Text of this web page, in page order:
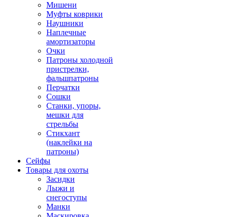
Мишени
Муфты коврики
Наушники
Наплечные
амортизаторы
Очки
Патроны холодной
пристрелки,
фальшпатроны
Перчатки
Сошки
Станки, упоры,
мешки для
стрельбы
Стикхант
(наклейки на
патроны)
Сейфы
Товары для охоты
Засидки
Лыжи и
снегоступы
Манки